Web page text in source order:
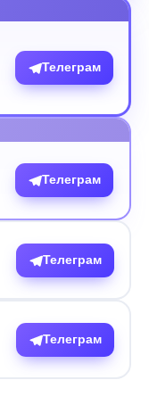
Телеграм
Телеграм
Телеграм
Телеграм